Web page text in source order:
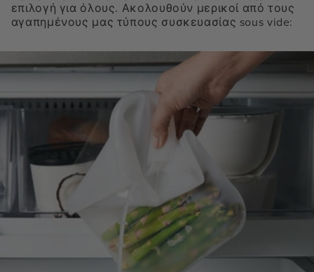
επιλογή για όλους. Ακολουθούν μερικοί από τους
αγαπημένους μας τύπους συσκευασίας sous vide: